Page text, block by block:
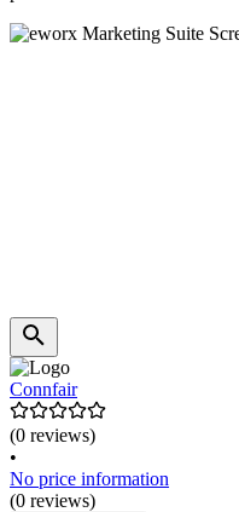
Connfair
(0 reviews)
•
No price information
(0 reviews)